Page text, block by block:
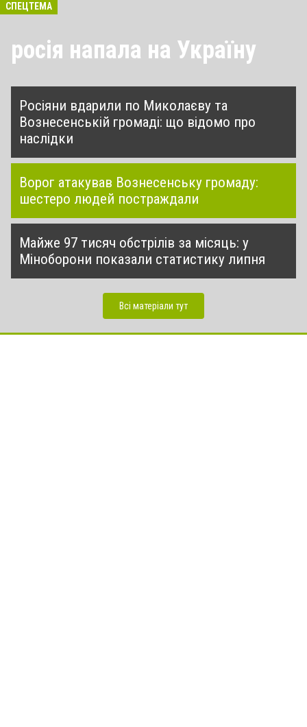
СПЕЦТЕМА
росія напала на Україну
Росіяни вдарили по Миколаєву та
Вознесенській громаді: що відомо про
наслідки
Ворог атакував Вознесенську громаду:
шестеро людей постраждали
Майже 97 тисяч обстрілів за місяць: у
Міноборони показали статистику липня
Всі матеріали тут